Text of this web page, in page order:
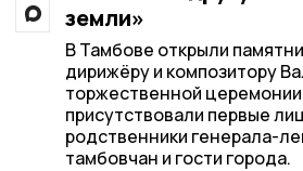
земли»
В Тамбове открыли
дирижёру и композитору
торжественной
присутствовали первые
родственники генерала-
тамбовчан и гости города.